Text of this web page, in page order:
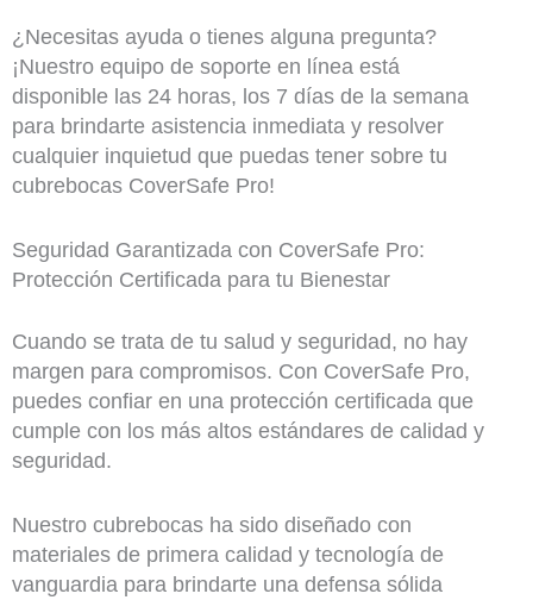
¿Necesitas ayuda o tienes alguna pregunta?
¡Nuestro equipo de soporte en línea está
disponible las 24 horas, los 7 días de la semana
para brindarte asistencia inmediata y resolver
cualquier inquietud que puedas tener sobre tu
cubrebocas CoverSafe Pro!
Seguridad Garantizada con CoverSafe Pro:
Protección Certificada para tu Bienestar
Cuando se trata de tu salud y seguridad, no hay
margen para compromisos. Con CoverSafe Pro,
puedes confiar en una protección certificada que
cumple con los más altos estándares de calidad y
seguridad.
Nuestro cubrebocas ha sido diseñado con
materiales de primera calidad y tecnología de
vanguardia para brindarte una defensa sólida